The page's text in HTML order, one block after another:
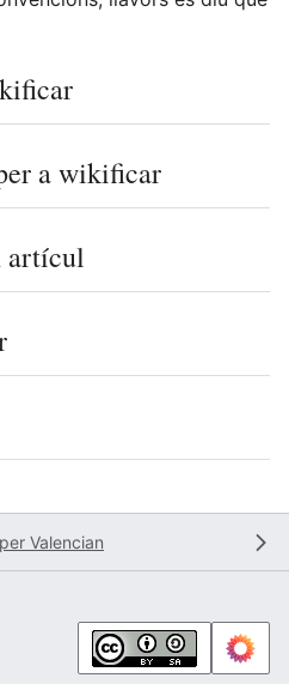
a wikificar
artícul
per Valencian